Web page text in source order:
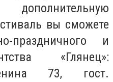
вы сможете
праздничного и
«Глянец»:
73, гост.